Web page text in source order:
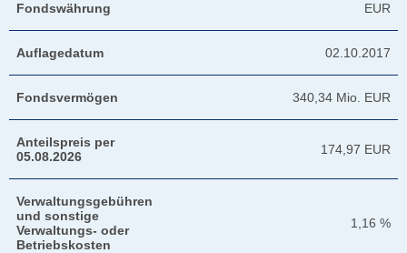
Fondswährung EUR
Auflagedatum 02.10.2017
Fondsvermögen 340,34 Mio. EUR
Anteilspreis per
05.08.2026
174,97 EUR
Verwaltungsgebühren
und sonstige
Verwaltungs- oder
Betriebskosten
1,16 %